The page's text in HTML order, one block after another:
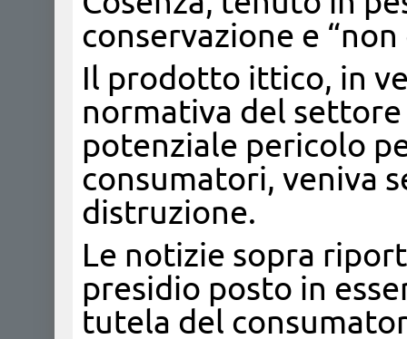
conservazione e
Il prodotto ittico, in
normativa del
potenziale pericolo
consumatori, veniva
distruzione.
Le notizie sopra
presidio posto in
tutela del